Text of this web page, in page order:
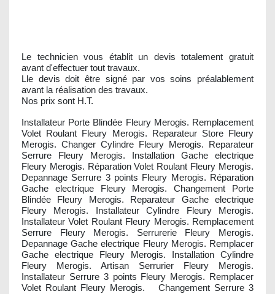
Le technicien vous établit un devis totalement gratuit
avant d'effectuer tout travaux.
Lle devis doit être signé par vos soins préalablement
avant la réalisation des travaux.
Nos prix sont H.T.
Installateur Porte Blindée Fleury Merogis. Remplacement
Volet Roulant Fleury Merogis. Reparateur Store Fleury
Merogis. Changer Cylindre Fleury Merogis. Reparateur
Serrure Fleury Merogis. Installation Gache electrique
Fleury Merogis. Réparation Volet Roulant Fleury Merogis.
Depannage Serrure 3 points Fleury Merogis. Réparation
Gache electrique Fleury Merogis. Changement Porte
Blindée Fleury Merogis. Reparateur Gache electrique
Fleury Merogis. Installateur Cylindre Fleury Merogis.
Installateur Volet Roulant Fleury Merogis. Remplacement
Serrure Fleury Merogis. Serrurerie Fleury Merogis.
Depannage Gache electrique Fleury Merogis. Remplacer
Gache electrique Fleury Merogis. Installation Cylindre
Fleury Merogis. Artisan Serrurier Fleury Merogis.
Installateur Serrure 3 points Fleury Merogis. Remplacer
Volet Roulant Fleury Merogis. Changement Serrure 3